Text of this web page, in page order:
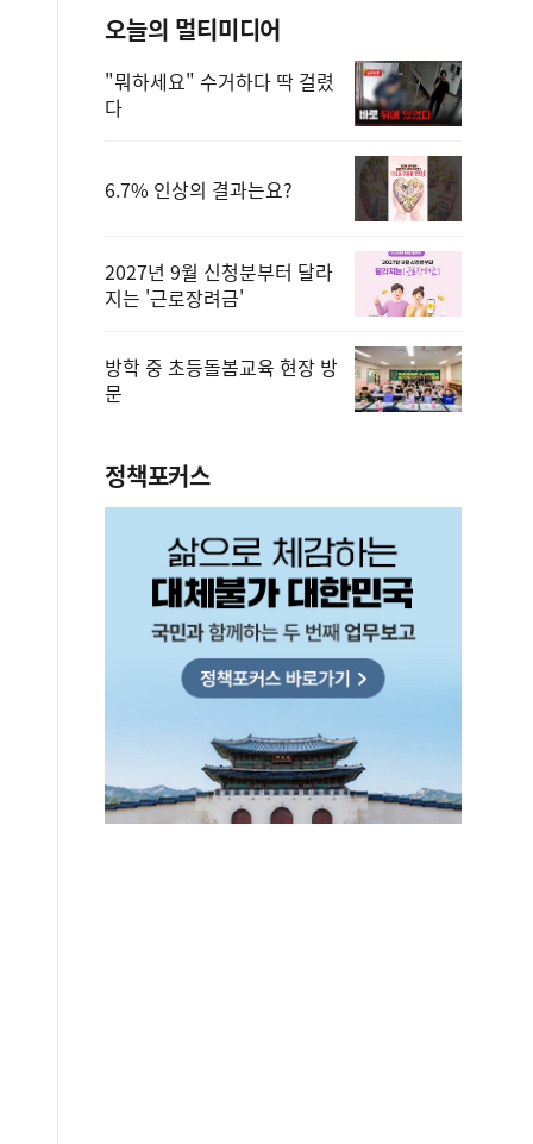
오늘의 멀티미디어
"뭐하세요" 수거하다 딱 걸렸
다
6.7% 인상의 결과는요?
2027년 9월 신청분부터 달라
지는 '근로장려금'
방학 중 초등돌봄교육 현장 방
문
정책포커스